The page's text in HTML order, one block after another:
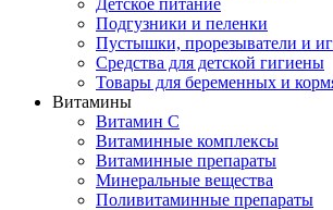
Детское питание
Подгузники и пеленки
Пустышки, прорезыватели и
Средства для детской гигиены
Товары для беременных и
Витамины
Витамин С
Витаминные комплексы
Витаминные препараты
Минеральные вещества
Поливитаминные препараты